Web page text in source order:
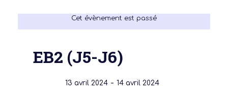
Cet évènement est passé
EB2 (J5-J6)
13 avril 2024- 14 avril 2024